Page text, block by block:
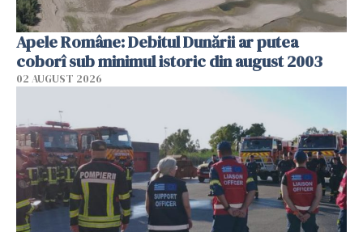
Apele Române: Debitul Dunării ar putea
coborî sub minimul istoric din august 2003
02 AUGUST 2026